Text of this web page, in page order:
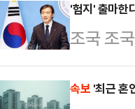
건물 옥
한 소방
골절상
과 소방
'험지' 출마한
조국 조
'험지' 출
쏠리고
속보 '최근 혼